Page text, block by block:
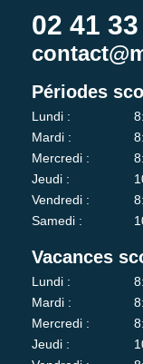
02 41
Périodes
Lundi :
Mardi :
Mercredi :
Jeudi :
Vendredi :
Samedi :
Vacances
Lundi :
Mardi :
Mercredi :
Jeudi :